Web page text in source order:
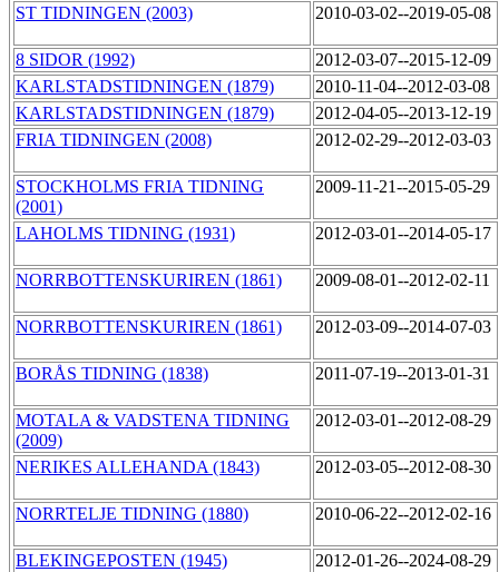
ST TIDNINGEN (2003) 2010-03-02--2019-05-08
8 SIDOR (1992)
2012-03-07--2015-12-09
KARLSTADSTIDNINGEN (1879)
2010-11-04--2012-03-08
KARLSTADSTIDNINGEN (1879)
2012-04-05--2013-12-19
FRIA TIDNINGEN (2008)
2012-02-29--2012-03-03
STOCKHOLMS FRIA TIDNING
(2001)
2009-11-21--2015-05-29
LAHOLMS TIDNING (1931) 2012-03-01--2014-05-17
NORRBOTTENSKURIREN (1861) 2009-08-01--2012-02-11
NORRBOTTENSKURIREN (1861) 2012-03-09--2014-07-03
BORÅS TIDNING (1838) 2011-07-19--2013-01-31
MOTALA & VADSTENA TIDNING
(2009)
2012-03-01--2012-08-29
NERIKES ALLEHANDA (1843) 2012-03-05--2012-08-30
NORRTELJE TIDNING (1880) 2010-06-22--2012-02-16
BLEKINGEPOSTEN (1945) 2012-01-26--2024-08-29